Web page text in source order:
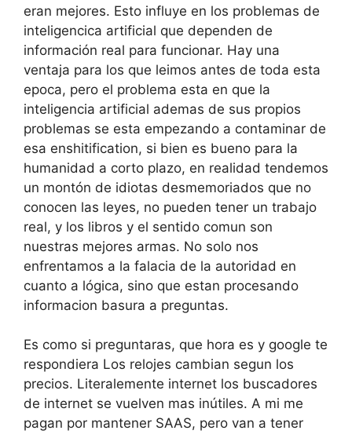
eran mejores. Esto influye en los problemas de
inteligencica artificial que dependen de
información real para funcionar. Hay una
ventaja para los que leimos antes de toda esta
epoca, pero el problema esta en que la
inteligencia artificial ademas de sus propios
problemas se esta empezando a contaminar de
esa enshitification, si bien es bueno para la
humanidad a corto plazo, en realidad tendemos
un montón de idiotas desmemoriados que no
conocen las leyes, no pueden tener un trabajo
real, y los libros y el sentido comun son
nuestras mejores armas. No solo nos
enfrentamos a la falacia de la autoridad en
cuanto a lógica, sino que estan procesando
informacion basura a preguntas.
Es como si preguntaras, que hora es y google te
respondiera Los relojes cambian segun los
precios. Literalemente internet los buscadores
de internet se vuelven mas inútiles. A mi me
pagan por mantener SAAS, pero van a tener